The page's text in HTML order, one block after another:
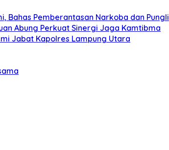
Bahas Pemberantasan Narkoba dan Pungli
Abung Perkuat Sinergi Jaga Kamtibma
Jabat Kapolres Lampung Utara